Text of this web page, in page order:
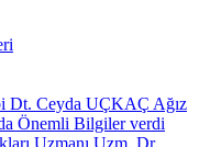
Dt. Ceyda UÇKAÇ Ağız
Önemli Bilgiler verdi
Uzmanı Uzm. Dr.